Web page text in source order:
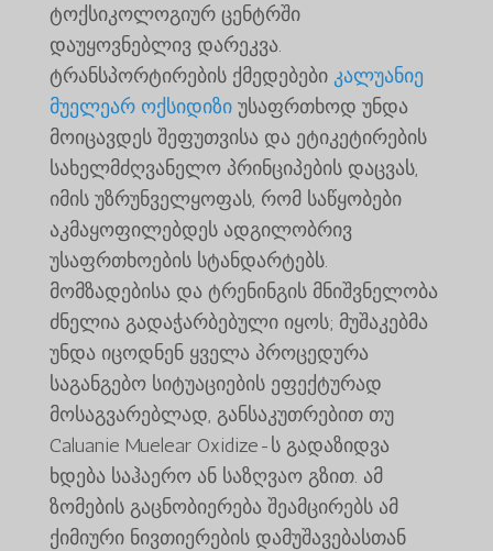
ტოქსიკოლოგიურ ცენტრში
დაუყოვნებლივ დარეკვა.
ტრანსპორტირების ქმედებები კალუანიე
მუელეარ ოქსიდიზიუსაფრთხოდ უნდა
მოიცავდეს შეფუთვისა და ეტიკეტირების
სახელმძღვანელო პრინციპების დაცვას,
იმის უზრუნველყოფას, რომ საწყობები
აკმაყოფილებდეს ადგილობრივ
უსაფრთხოების სტანდარტებს.
მომზადებისა და ტრენინგის მნიშვნელობა
ძნელია გადაჭარბებული იყოს; მუშაკებმა
უნდა იცოდნენ ყველა პროცედურა
საგანგებო სიტუაციების ეფექტურად
მოსაგვარებლად, განსაკუთრებით თუ
Caluanie Muelear Oxidize-ს გადაზიდვა
ხდება საჰაერო ან საზღვაო გზით. ამ
ზომების გაცნობიერება შეამცირებს ამ
ქიმიური ნივთიერების დამუშავებასთან